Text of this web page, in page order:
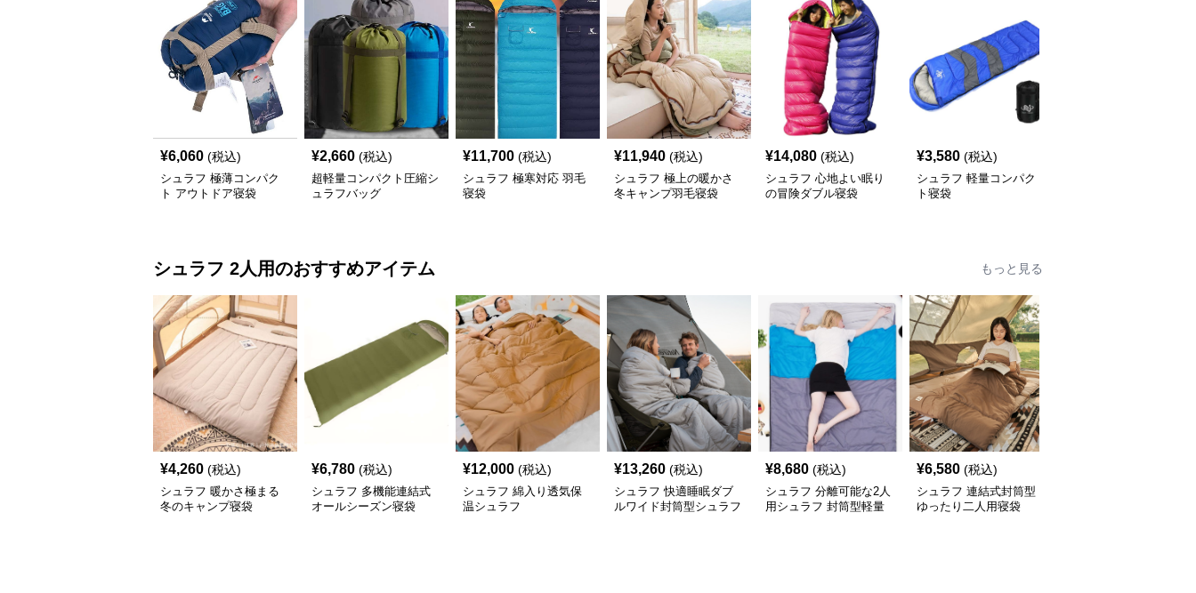
¥6,060 (税込)
シュラフ 極薄コンパク
ト アウトドア寝袋
¥2,660 (税込)
超軽量コンパクト圧縮シ
ュラフバッグ
¥11,700 (税込)
シュラフ 極寒対応 羽毛
寝袋
¥11,940 (税込)
シュラフ 極上の暖かさ
冬キャンプ羽毛寝袋
¥14,080 (税込)
シュラフ 心地よい眠り
の冒険ダブル寝袋
¥3,580 (税込)
シュラフ 軽量コンパク
ト寝袋
シュラフ 2人用のおすすめアイテム もっと見る
¥4,260 (税込)
シュラフ 暖かさ極まる
冬のキャンプ寝袋
¥6,780 (税込)
シュラフ 多機能連結式
オールシーズン寝袋
¥12,000 (税込)
シュラフ 綿入り透気保
温シュラフ
¥13,260 (税込)
シュラフ 快適睡眠ダブ
ルワイド封筒型シュラフ
¥8,680 (税込)
シュラフ 分離可能な2人
用シュラフ 封筒型軽量
¥6,580 (税込)
シュラフ 連結式封筒型
ゆったり二人用寝袋